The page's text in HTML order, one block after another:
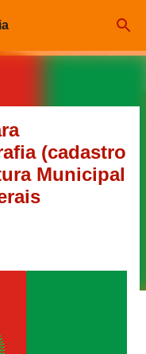
principal
(cadastro
Municipal